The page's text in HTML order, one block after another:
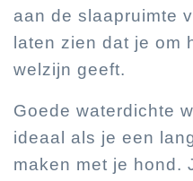
aan de slaapruimte
laten zien dat je om
welzijn geeft.
Goede waterdichte
ideaal als je een
maken met je hond.